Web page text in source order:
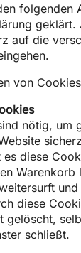
folgenden
geklärt.
auf die
von
nötig, um
es diese
Warenkorb
diese
gelöscht,
schließt.